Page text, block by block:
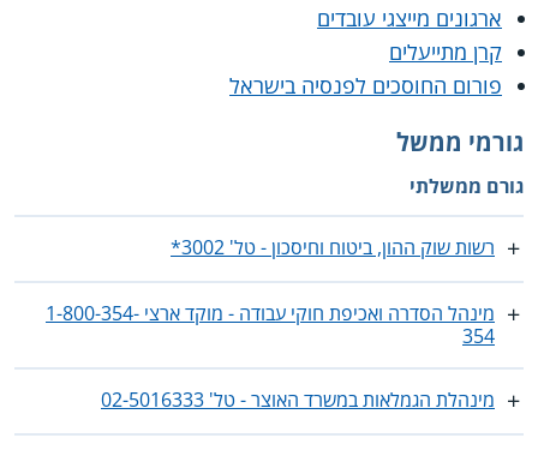
ארגונים מייצגי עובדים
קרן מתייעלים
פורום החוסכים לפנסיה בישראל
גורמי ממשל
גורם ממשלתי
רשות שוק ההון, ביטוח וחיסכון - טל' 3002*
מינהל הסדרה ואכיפת חוקי עבודה - מוקד ארצי 1-800-354-
354
מינהלת הגמלאות במשרד האוצר - טל' ‎02-5016333